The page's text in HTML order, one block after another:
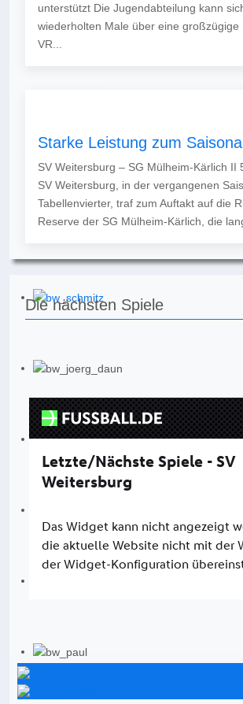
unterstützt Die Jugendabteilung kann
wiederholten Male über eine großzügige
VR...
Starke Leistung zum
SV Weitersburg – SG Mülheim-Kärlich II
SV Weitersburg, in der vergangenen
Tabellenvierter, traf zum Auftakt auf die
Reserve der SG Mülheim-Kärlich, die
Die nächsten Spiele